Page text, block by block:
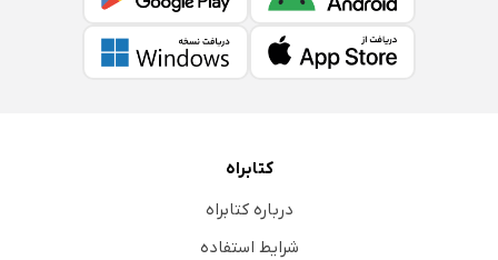
کتابراه
درباره کتابراه
شرایط استفاده